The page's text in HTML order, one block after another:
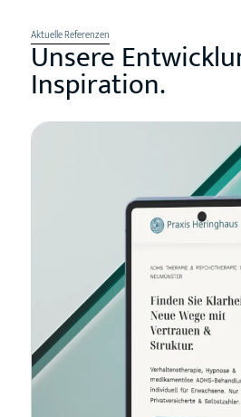
Aktuelle Referenzen
Unsere
Inspiration.